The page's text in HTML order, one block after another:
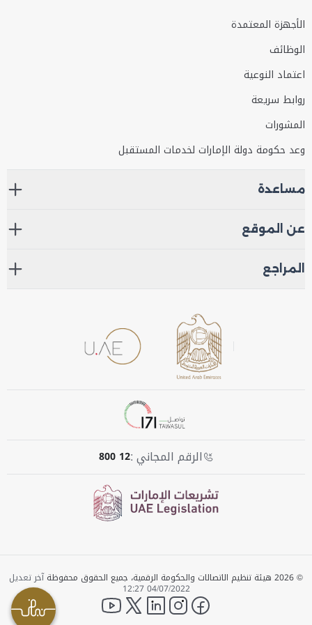
الأجهزة المعتمدة
الوظائف
اعتماد النوعية
روابط سريعة
المشورات
وعد حكومة دولة الإمارات لخدمات المستقبل
مساعدة
عن الموقع
المراجع
الرقم المجاني :800 12
© 2026 هيئة تنظيم الاتصالات والحكومة الرقمية، جميع الحقوق محفوظة آخر تعديل
04/07/2022 12:27
facebook
instagram
LinkedIn
twitter